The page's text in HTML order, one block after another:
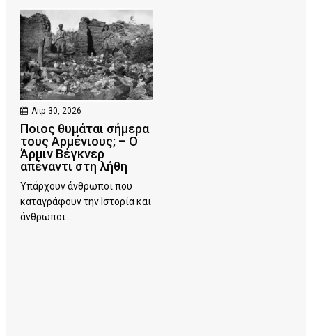
Απρ 30, 2026
Ποιος θυμάται σήμερα
τους Αρμένιους; – Ο
Άρμιν Βέγκνερ
απέναντι στη λήθη
Υπάρχουν άνθρωποι που
καταγράφουν την Ιστορία και
άνθρωποι...